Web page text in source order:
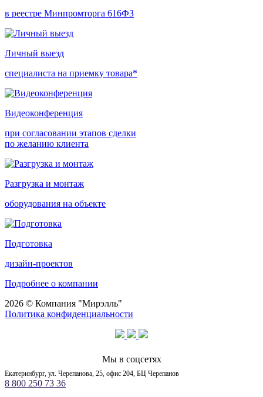
в реестре Минпромторга 616ФЗ
Личный выезд
специалиста на приемку товара*
Видеоконференция
при согласовании этапов сделки
по желанию клиента
Разгрузка и монтаж
оборудования на объекте
Подготовка
дизайн-проектов
Подробнее о компании
2026 © Компания "Мирэлль"
Политика конфиденциальности
Мы в соцсетях
Екатеринбург, ул. Черепанова, 25, офис 204, БЦ Черепанов
8 800 250 73 36